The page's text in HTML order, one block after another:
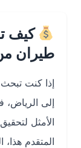
كيف
طيران من
إذا كنت تبحث عن
إلى الرياض،
الأمثل لتحقيق
المتقدم هذا،